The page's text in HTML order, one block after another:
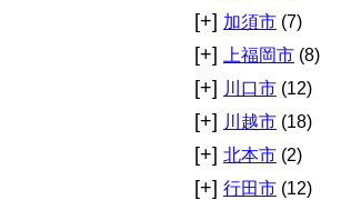
[+] 加須市 (7)
[+] 上福岡市 (8)
[+] 川口市 (12)
[+] 川越市 (18)
[+] 北本市 (2)
[+] 行田市 (12)